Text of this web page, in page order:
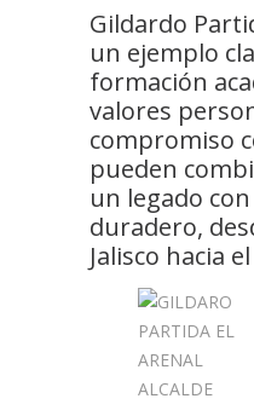
Gildardo
un ejemplo
formación
valores
compromiso
pueden
un legado
duradero,
Jalisco hacia